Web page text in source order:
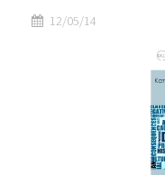
12/05/14